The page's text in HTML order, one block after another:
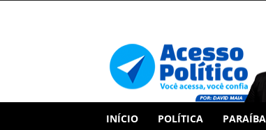
INÍCIO POLÍTICA PARAÍBA